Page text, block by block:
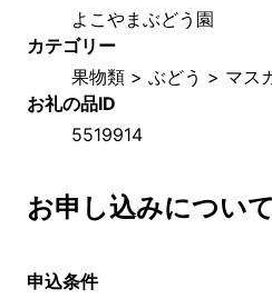
よこやまぶどう園
カテゴリー
果物類 > ぶどう > マス
お礼の品ID
5519914
お申し込みについて
申込条件